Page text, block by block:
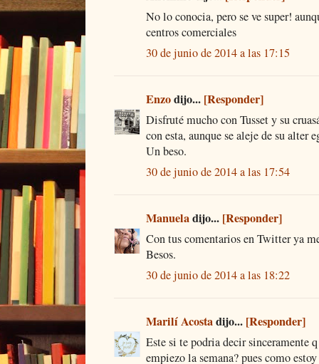
No lo conocia, pero se ve super!
centros comerciales
30 de junio de 2014 a las 17:15
Enzodijo... [Responder]
Disfruté mucho con Tusset y su
con esta, aunque se aleje de su alter
Un beso.
30 de junio de 2014 a las 17:54
Manueladijo... [Responder]
Con tus comentarios en Twitter ya
Besos.
30 de junio de 2014 a las 18:22
Marilí Acostadijo... [Responder]
Este si te podria decir sinceramente
empiezo la semana? pues como